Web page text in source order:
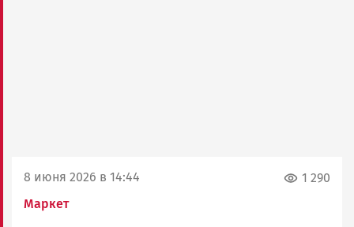
8 июня 2026 в 14:44
Маркет
1 290